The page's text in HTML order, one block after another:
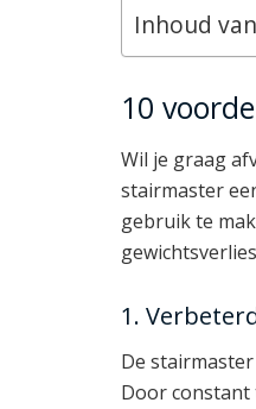
Inhoud
10
Wil je graag
stairmaster
gebruik te
1.
De
Door constant